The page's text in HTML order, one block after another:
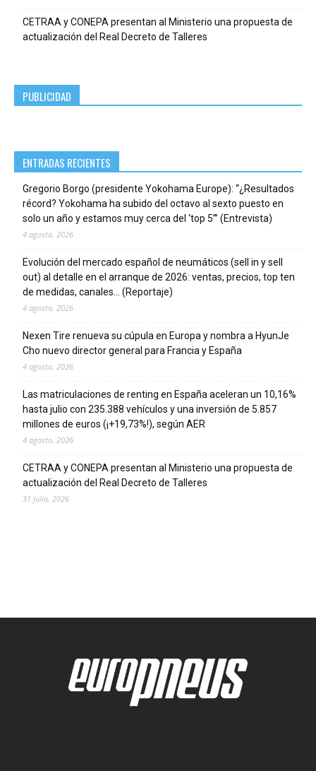
CETRAA y CONEPA presentan al Ministerio una propuesta de
actualización del Real Decreto de Talleres
PUBLICIDAD
ENTRADAS RECIENTES
Gregorio Borgo (presidente Yokohama Europe): “¿Resultados
récord? Yokohama ha subido del octavo al sexto puesto en
solo un año y estamos muy cerca del ‘top 5’” (Entrevista)
4 agosto, 2026
Evolución del mercado español de neumáticos (sell in y sell
out) al detalle en el arranque de 2026: ventas, precios, top ten
de medidas, canales… (Reportaje)
4 agosto, 2026
Nexen Tire renueva su cúpula en Europa y nombra a HyunJe
Cho nuevo director general para Francia y España
4 agosto, 2026
Las matriculaciones de renting en España aceleran un 10,16%
hasta julio con 235.388 vehículos y una inversión de 5.857
millones de euros (¡+19,73%!), según AER
4 agosto, 2026
CETRAA y CONEPA presentan al Ministerio una propuesta de
actualización del Real Decreto de Talleres
31 julio, 2026